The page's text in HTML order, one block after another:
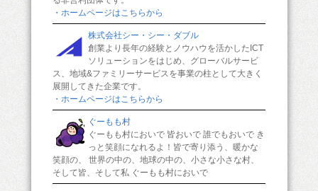
・ホームページはこちらから
株式会社シー・シー・ダブル
創業より長年の経験とノウハウを活かしたICT
ソリューションをはじめ、グローバルサービ
ス、地域&ファミリーサービスを事業の柱として大きく
展開してきた企業です。
・ホームページはこちらから
ぐーもも村
ぐーもも村においで 皆おいで 誰でもおいで き
っと笑顔になれるよ！皆で寄り添う、暖かな
笑顔の、 世界の中の、地球の中の、小さな小さな村、
そして皆、そして私 ぐーもも村においで